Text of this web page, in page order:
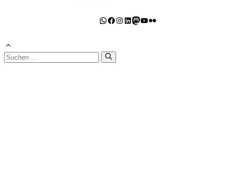
WhatsApp
Facebook
Instagram
LinkedIn
Mastodon
YouTube
Flickr
Suchen
nach: